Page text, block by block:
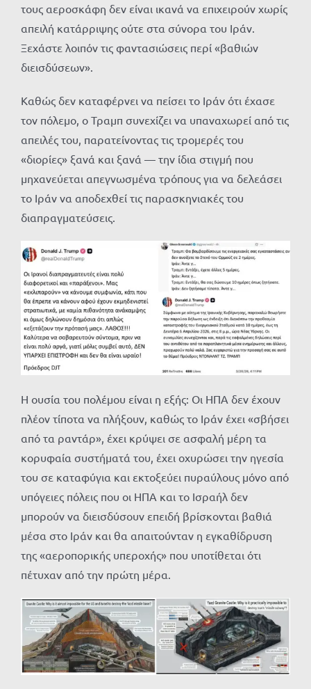
τους αεροσκάφη δεν είναι ικανά να επιχειρούν χωρίς
απειλή κατάρριψης ούτε στα σύνορα του Ιράν.
Ξεχάστε λοιπόν τις φαντασιώσεις περί «βαθιών
διεισδύσεων».
Καθώς δεν καταφέρνει να πείσει το Ιράν ότι έχασε
τον πόλεμο, ο Τραμπ συνεχίζει να υπαναχωρεί από τις
απειλές του, παρατείνοντας τις τρομερές του
«διορίες» ξανά και ξανά — την ίδια στιγμή που
μηχανεύεται απεγνωσμένα τρόπους για να δελεάσει
το Ιράν να αποδεχθεί τις παρασκηνιακές του
διαπραγματεύσεις.
Η ουσία του πολέμου είναι η εξής: Οι ΗΠΑ δεν έχουν
πλέον τίποτα να πλήξουν, καθώς το Ιράν έχει «σβήσει
από τα ραντάρ», έχει κρύψει σε ασφαλή μέρη τα
κορυφαία συστήματά του, έχει οχυρώσει την ηγεσία
του σε καταφύγια και εκτοξεύει πυραύλους μόνο από
υπόγειες πόλεις που οι ΗΠΑ και το Ισραήλ δεν
μπορούν να διεισδύσουν επειδή βρίσκονται βαθιά
μέσα στο Ιράν και θα απαιτούνταν η εγκαθίδρυση
της «αεροπορικής υπεροχής» που υποτίθεται ότι
πέτυχαν από την πρώτη μέρα.